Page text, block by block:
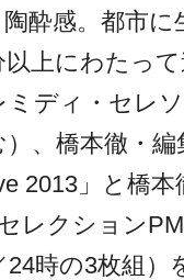
酔感。都市
上にわたっ
ミディ・セレ
、橋本徹・
2013」と橋
レクション
24時の3枚組